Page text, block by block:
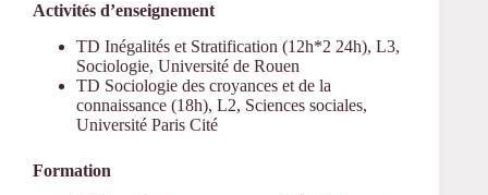
Activités d’enseignement
TD Inégalités et Stratification (12h*2 24h), L3,
Sociologie, Université de Rouen
TD Sociologie des croyances et de la
connaissance (18h), L2, Sciences sociales,
Université Paris Cité
Formation